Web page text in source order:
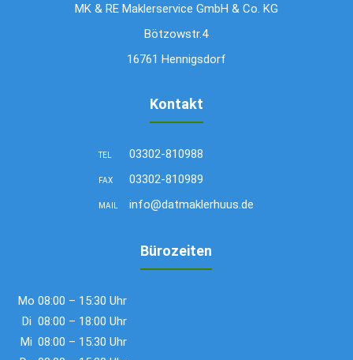
MK & RE Maklerservice GmbH & Co. KG
Bötzowstr.4
16761 Hennigsdorf
Kontakt
TEL 03302-810988
FAX 03302-810989
MAIL info@datmaklerhuus.de
Bürozeiten
Mo 08:00 – 15:30 Uhr
Di 08:00 – 18:00 Uhr
Mi 08:00 – 15:30 Uhr